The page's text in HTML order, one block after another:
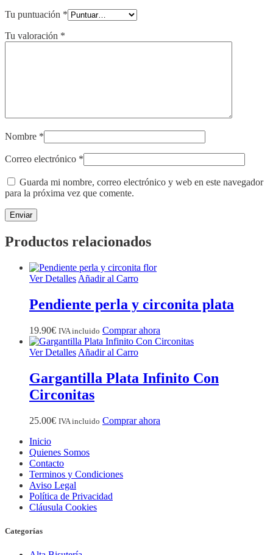
Tu puntuación *
Tu valoración *
Nombre *
Correo electrónico *
Guarda mi nombre, correo electrónico y web en este navegador
para la próxima vez que comente.
Productos relacionados
Ver Detalles Añadir al Carro
Pendiente perla y circonita plata
19.90€ IVA incluido Comprar ahora
Ver Detalles Añadir al Carro
Gargantilla Plata Infinito Con
Circonitas
25.00€ IVA incluido Comprar ahora
Inicio
Quienes Somos
Contacto
Terminos y Condiciones
Aviso Legal
Política de Privacidad
Cláusula Cookies
Categorías